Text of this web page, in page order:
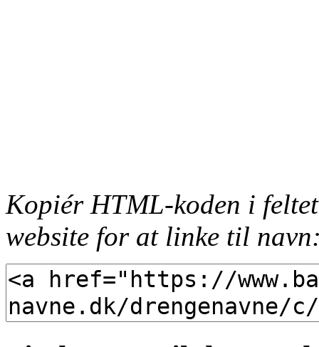
Kopiér HTML-koden i
website for at linke til